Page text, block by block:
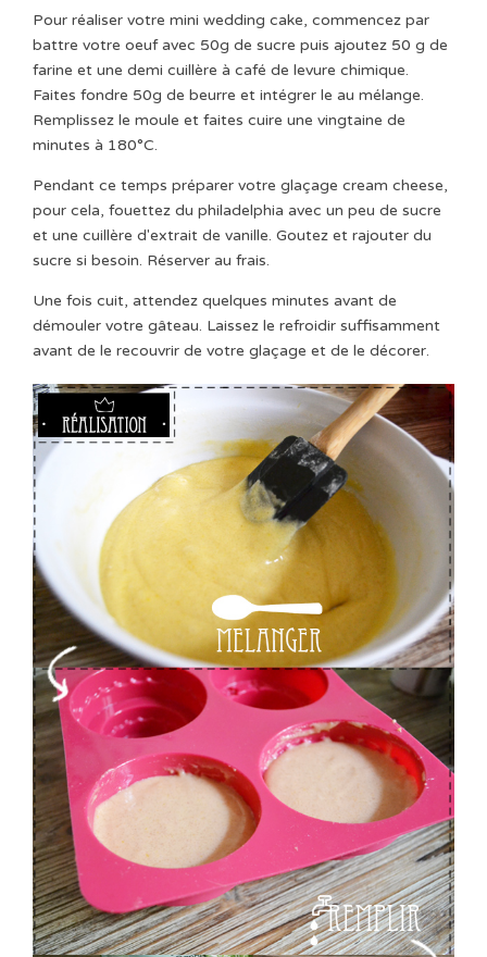
Pour réaliser votre mini wedding cake, commencez par
battre votre oeuf avec 50g de sucre puis ajoutez 50 g de
farine et une demi cuillère à café de levure chimique.
Faites fondre 50g de beurre et intégrer le au mélange.
Remplissez le moule et faites cuire une vingtaine de
minutes à 180°C.
Pendant ce temps préparer votre glaçage cream cheese,
pour cela, fouettez du philadelphia avec un peu de sucre
et une cuillère d'extrait de vanille. Goutez et rajouter du
sucre si besoin. Réserver au frais.
Une fois cuit, attendez quelques minutes avant de
démouler votre gâteau. Laissez le refroidir suffisamment
avant de le recouvrir de votre glaçage et de le décorer.